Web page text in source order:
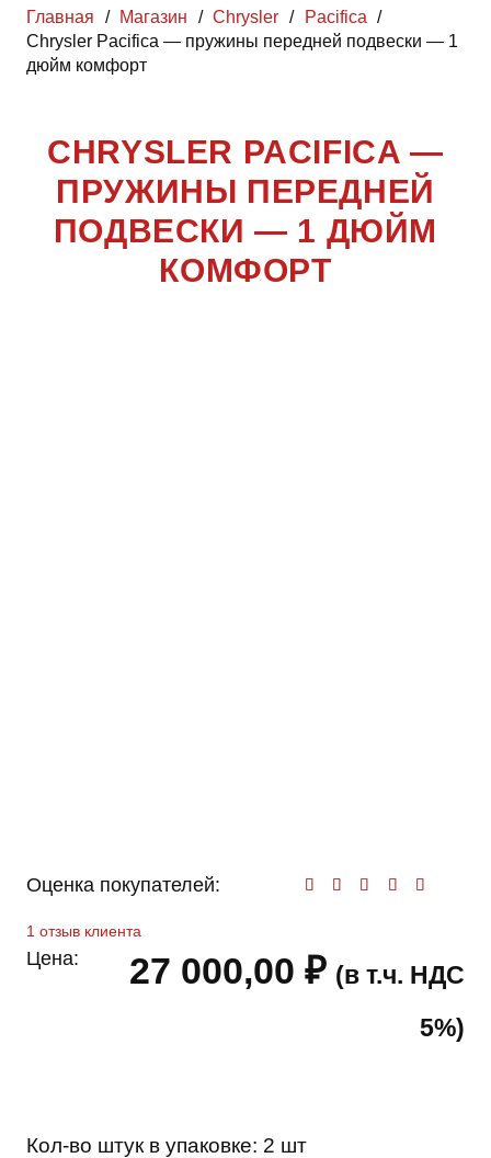
Главная / Магазин / Chrysler / Pacifica /
Chrysler Pacifica — пружины передней подвески — 1
дюйм комфорт
CHRYSLER PACIFICA —
ПРУЖИНЫ ПЕРЕДНЕЙ
ПОДВЕСКИ — 1 ДЮЙМ
КОМФОРТ
Оценка покупателей:
1 отзыв клиента
Цена: 27 000,00 ₽ (в т.ч. НДС
5%)
Кол-во штук в упаковке: 2 шт